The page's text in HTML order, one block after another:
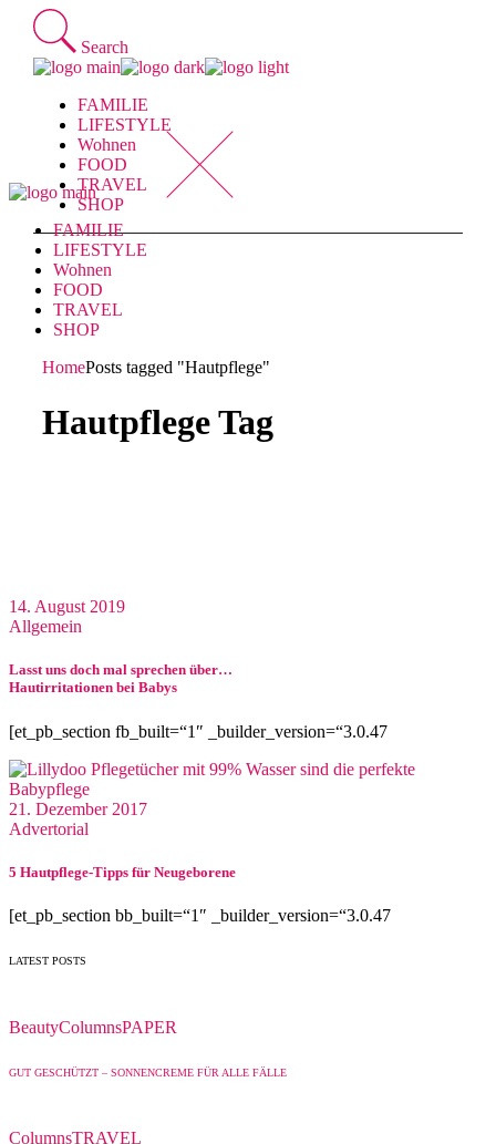
Skip
content
Search
FAMILIE
LIFESTYLE
Wohnen
FOOD
TRAVEL
SHOP
FAMILIE
LIFESTYLE
Wohnen
FOOD
TRAVEL
SHOP
HomePosts tagged "Hautpflege"
Hautpflege Tag
14. August 2019
Allgemein
Lasst uns doch mal sprechen über…
Hautirritationen bei Babys
[et_pb_section fb_built=“1″ _builder_version=“3.0.47
21. Dezember 2017
Advertorial
5 Hautpflege-Tipps für Neugeborene
[et_pb_section bb_built=“1″ _builder_version=“3.0.47
LATEST POSTS
BeautyColumnsPAPER
GUT GESCHÜTZT – SONNENCREME FÜR ALLE FÄLLE
ColumnsTRAVEL